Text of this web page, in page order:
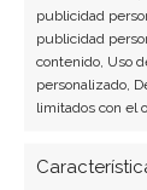
publicidad
publicidad
contenido, Uso
personalizado,
limitados con el